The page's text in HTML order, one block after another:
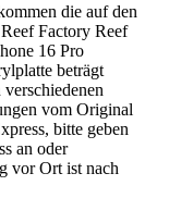
die auf den
Factory Reef
16 Pro
beträgt
vom Original
bitte geben
an oder
vor Ort ist nach